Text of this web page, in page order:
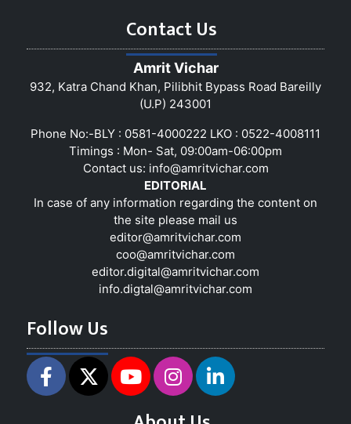
Contact Us
Amrit Vichar
932, Katra Chand Khan, Pilibhit Bypass Road Bareilly
(U.P) 243001
Phone No:-BLY : 0581-4000222 LKO : 0522-4008111
Timings : Mon- Sat, 09:00am-06:00pm
Contact us: info@amritvichar.com
EDITORIAL
In case of any information regarding the content on
the site please mail us
editor@amritvichar.com
coo@amritvichar.com
editor.digital@amritvichar.com
info.digtal@amritvichar.com
Follow Us